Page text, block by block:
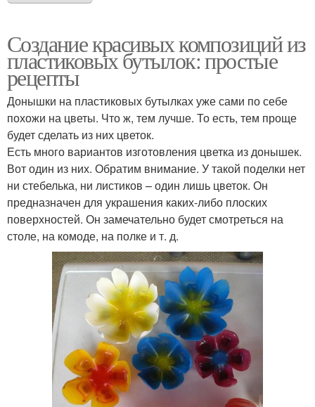
Создание красивых композиций из
пластиковых бутылок: простые
рецепты
Донышки на пластиковых бутылках уже сами по себе
похожи на цветы. Что ж, тем лучше. То есть, тем проще
будет сделать из них цветок.
Есть много вариантов изготовления цветка из донышек.
Вот один из них. Обратим внимание. У такой поделки нет
ни стебелька, ни листиков – один лишь цветок. Он
предназначен для украшения каких-либо плоских
поверхностей. Он замечательно будет смотреться на
столе, на комоде, на полке и т. д.